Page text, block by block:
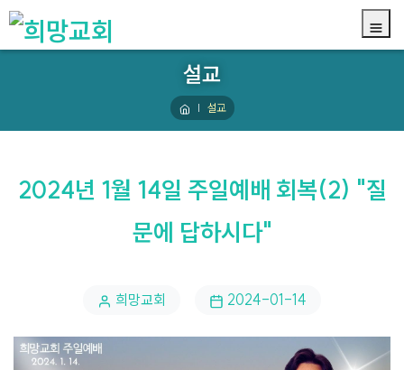
설교
설교
2024년 1월 14일 주일예배 회복(2) "질
문에 답하시다"
희망교회 2024-01-14